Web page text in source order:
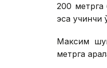
200 метрга
эса учинчи
Максим
метрга